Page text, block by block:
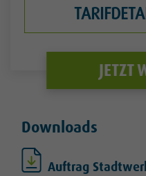
JETZT
Downloads
Auftrag